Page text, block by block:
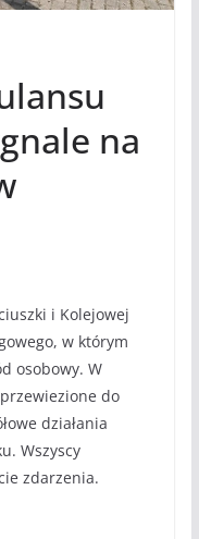
na
i Kolejowej
w którym
osobowy. W
do
działania
Wszyscy
zdarzenia.